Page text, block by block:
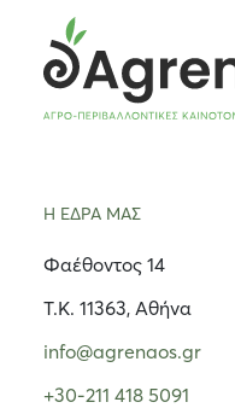
Η ΕΔΡΑ ΜΑΣ
Φαέθοντος 14
Τ.Κ. 11363, Αθήνα
info@agrenaos.gr
+30-211 418 5091